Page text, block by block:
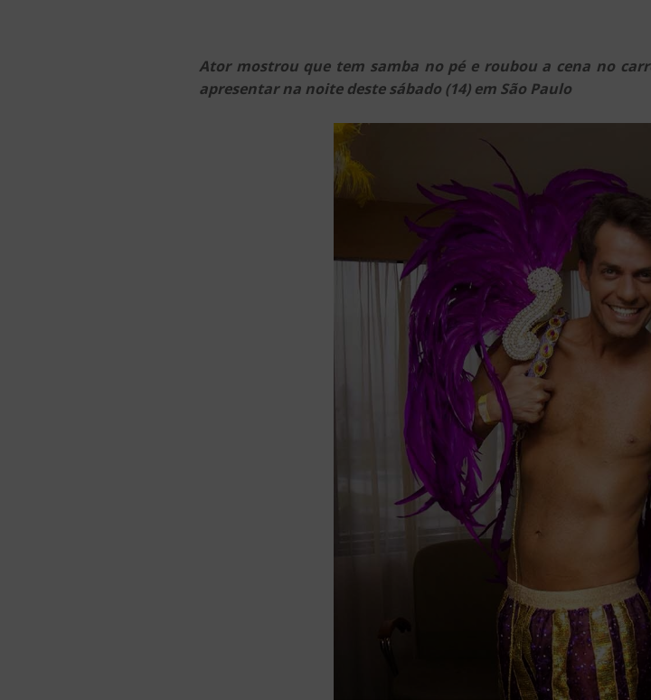
Ator mostrou que tem samba no pé e roubou a cena no
apresentar na noite deste sábado (14) em São Paulo